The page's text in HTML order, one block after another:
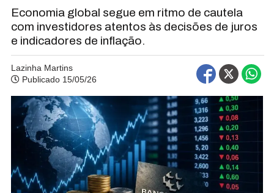
Economia global segue em ritmo de cautela
com investidores atentos às decisões de juros
e indicadores de inflação.
Lazinha Martins
Publicado 15/05/26